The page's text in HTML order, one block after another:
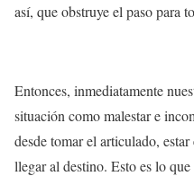
así, que obstruye el paso para
Entonces, inmediatamente
situación como malestar e
desde tomar el articulado,
llegar al destino. Esto es lo